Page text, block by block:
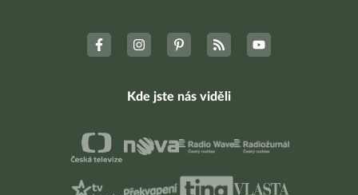
Kde jste nás viděli